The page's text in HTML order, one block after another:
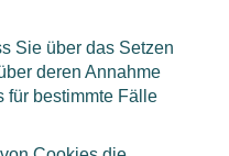
Sie über das Setzen
deren Annahme
für bestimmte Fälle